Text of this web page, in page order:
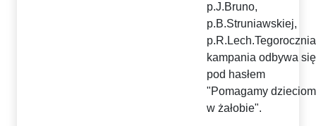
p.J.Bruno,
p.B.Struniawskiej,
p.R.Lech.Tegorocznia
kampania odbywa się
pod hasłem
"Pomagamy dzieciom
w żałobie".